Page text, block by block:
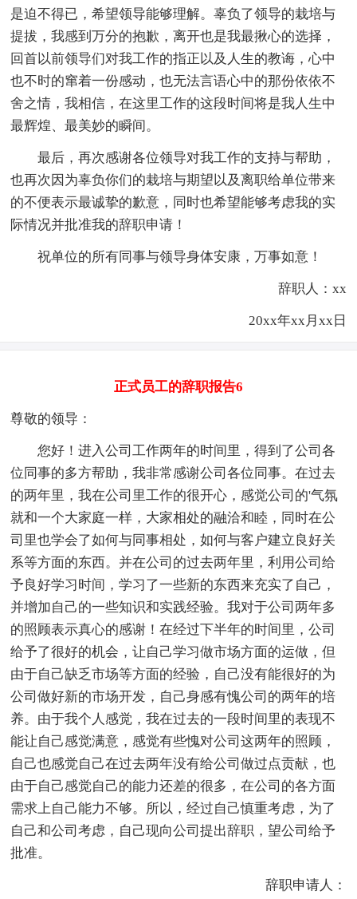
是迫不得已，希望领导能够理解。辜负了领导的栽培与
提拔，我感到万分的抱歉，离开也是我最揪心的选择，
回首以前领导们对我工作的指正以及人生的教诲，心中
也不时的窜着一份感动，也无法言语心中的那份依依不
舍之情，我相信，在这里工作的这段时间将是我人生中
最辉煌、最美妙的瞬间。
最后，再次感谢各位领导对我工作的支持与帮助，
也再次因为辜负你们的栽培与期望以及离职给单位带来
的不便表示最诚挚的歉意，同时也希望能够考虑我的实
际情况并批准我的辞职申请！
祝单位的所有同事与领导身体安康，万事如意！
辞职人：xx
20xx年xx月xx日
正式员工的辞职报告6
尊敬的领导：
您好！进入公司工作两年的时间里，得到了公司各
位同事的多方帮助，我非常感谢公司各位同事。在过去
的两年里，我在公司里工作的很开心，感觉公司的'气氛
就和一个大家庭一样，大家相处的融洽和睦，同时在公
司里也学会了如何与同事相处，如何与客户建立良好关
系等方面的东西。并在公司的过去两年里，利用公司给
予良好学习时间，学习了一些新的东西来充实了自己，
并增加自己的一些知识和实践经验。我对于公司两年多
的照顾表示真心的感谢！在经过下半年的时间里，公司
给予了很好的机会，让自己学习做市场方面的运做，但
由于自己缺乏市场等方面的经验，自己没有能很好的为
公司做好新的市场开发，自己身感有愧公司的两年的培
养。由于我个人感觉，我在过去的一段时间里的表现不
能让自己感觉满意，感觉有些愧对公司这两年的照顾，
自己也感觉自己在过去两年没有给公司做过点贡献，也
由于自己感觉自己的能力还差的很多，在公司的各方面
需求上自己能力不够。所以，经过自己慎重考虑，为了
自己和公司考虑，自己现向公司提出辞职，望公司给予
批准。
辞职申请人：